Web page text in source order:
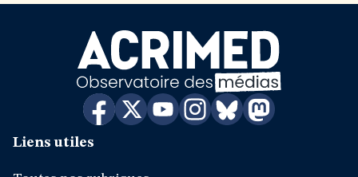
Liens utiles